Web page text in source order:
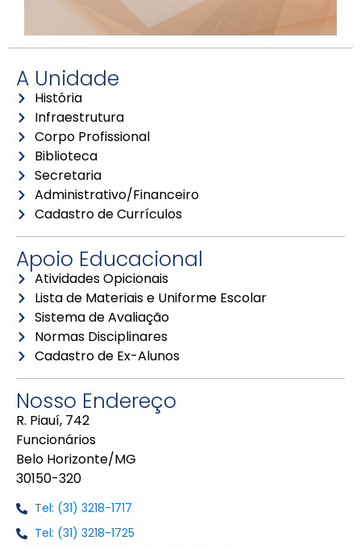
A Unidade
História
Infraestrutura
Corpo Profissional
Biblioteca
Secretaria
Administrativo/Financeiro
Cadastro de Currículos
Apoio Educacional
Atividades Opicionais
Lista de Materiais e Uniforme Escolar
Sistema de Avaliação
Normas Disciplinares
Cadastro de Ex-Alunos
Nosso Endereço
R. Piauí, 742
Funcionários
Belo Horizonte/MG
30150-320
Tel: (31) 3218-1717
Tel: (31) 3218-1725